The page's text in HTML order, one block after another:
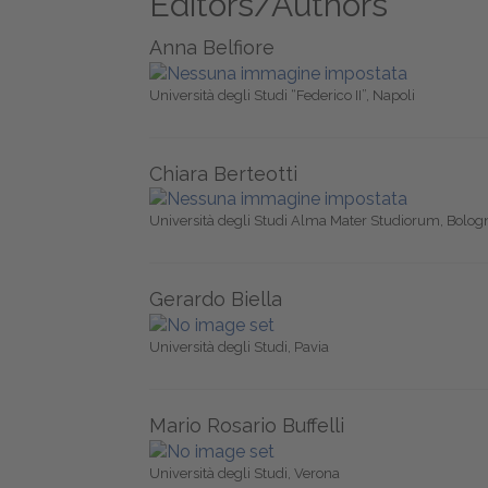
Anna Belfiore
Università degli Studi “Federico II”, Napoli
Chiara Berteotti
Università degli Studi Alma Mater Studiorum,
Gerardo Biella
Università degli Studi, Pavia
Mario Rosario Buffelli
Università degli Studi, Verona